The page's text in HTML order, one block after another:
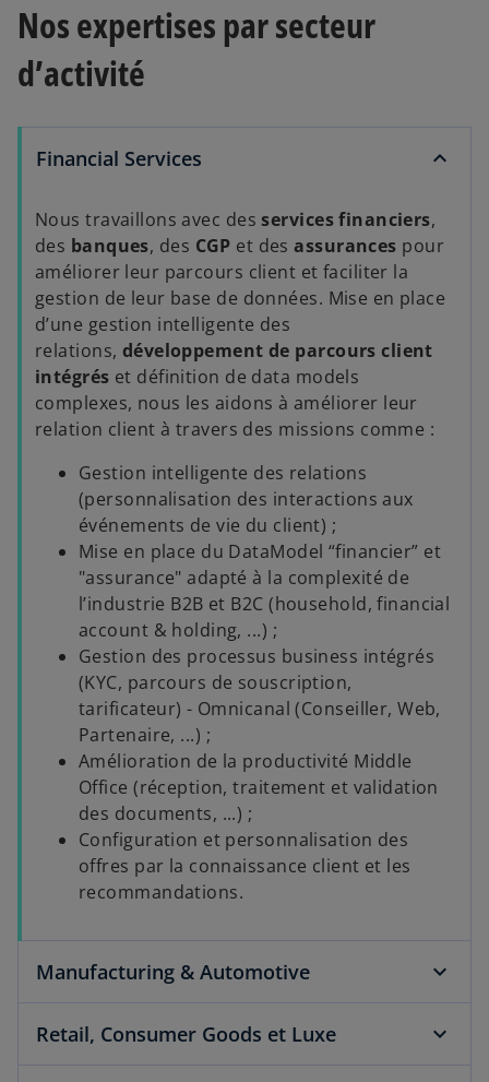
Nos expertises par secteur
d’activité
Financial Services
Nous travaillons avec desservices financiers,
des banques, des CGP et desassurances pour
améliorer leur parcours client et faciliter la
gestion de leur base de données. Mise en place
d’une gestion intelligente des
relations, développement de parcours client
intégrés et définition de data models
complexes, nous les aidons à améliorer leur
relation client à travers des missions comme :
Gestion intelligente des relations
(personnalisation des interactions aux
événements de vie du client) ;
Mise en place du DataModel “financier” et
"assurance" adapté à la complexité de
l’industrie B2B et B2C (household, financial
account & holding, ...) ;
Gestion des processus business intégrés
(KYC, parcours de souscription,
tarificateur) - Omnicanal (Conseiller, Web,
Partenaire, ...) ;
Amélioration de la productivité Middle
Office (réception, traitement et validation
des documents, ...) ;
Configuration et personnalisation des
offres par la connaissance client et les
recommandations.
Manufacturing & Automotive
Retail, Consumer Goods et Luxe